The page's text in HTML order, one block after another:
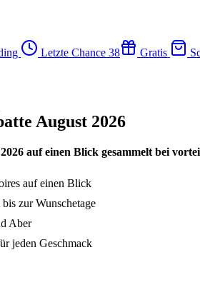
Letzte Chance 38 Gratis
August 2026
auf einen Blick gesammelt bei
auf einen Blick
zur Wunschetage
Aber
jeden Geschmack